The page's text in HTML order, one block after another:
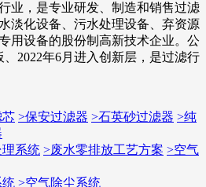
业，是专业研发、制造和销售过滤
淡化设备、污水处理设备、弃资源
用设备的股份制高新技术企业。公
2022年6月进入创新层，是过滤行
芯 >保安过滤器 >石英砂过滤器 >纯
系统 >废水零排放工艺方案 >空气
统 >空气除尘系统